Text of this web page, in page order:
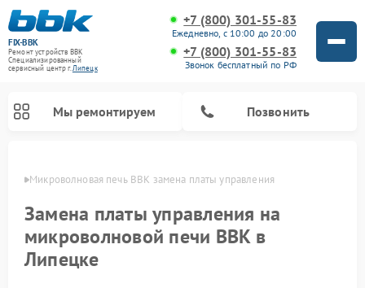
FIX-BBK
Ремонт устройств BBK
Специализированный
cервисный центр г.Липецк
+7 (800) 301-55-83
Ежедневно, с 10:00 до 20:00
+7 (800) 301-55-83
Звонок бесплатный по РФ
Мы ремонтируем Позвонить
Микроволновая печь BBK замена платы управления
Замена платы управления на
микроволновой печи BBK в
Липецке